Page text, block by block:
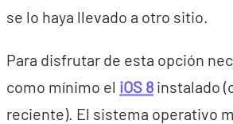
se lo haya llevado a otro sitio.
Para disfrutar de esta opción
como mínimo el iOS 8 instalado
reciente). El sistema operativo